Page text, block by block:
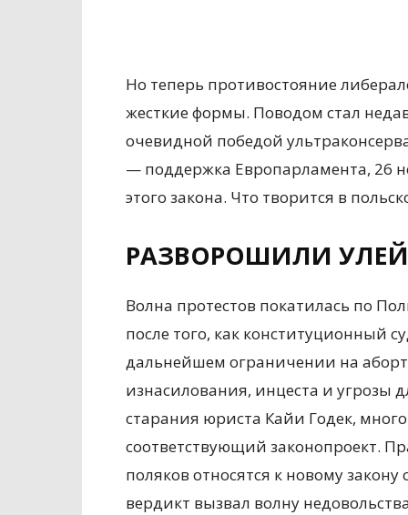
Но теперь противостояние
жесткие формы. Поводом стал
очевидной победой
— поддержка Европарламента, 26
этого закона. Что творится в
РАЗВОРОШИЛИ УЛЕЙ
Волна протестов покатилась по
после того, как конституционный
дальнейшем ограничении на
изнасилования, инцеста и угрозы
старания юриста Кайи Годек,
соответствующий законопроект.
поляков относятся к новому
вердикт вызвал волну